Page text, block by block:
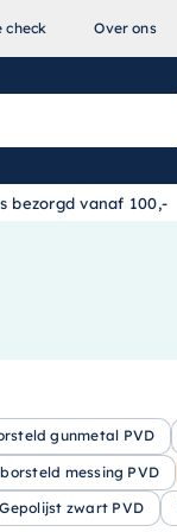
check Over ons
bezorgd vanaf 100,-
gunmetal PVD
messing PVD
Gepolijst zwart PVD